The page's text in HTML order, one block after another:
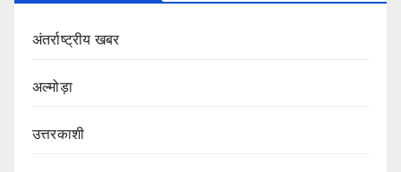
अंतर्राष्ट्रीय खबर
अल्मोड़ा
उत्तरकाशी